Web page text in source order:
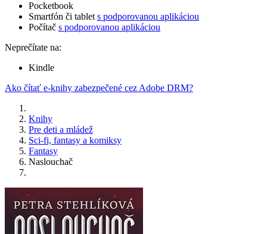
Pocketbook
Smartfón či tablet s podporovanou aplikáciou
Počítač s podporovanou aplikáciou
Neprečítate na:
Kindle
Ako čítať e-knihy zabezpečené cez Adobe DRM?
Knihy
Pre deti a mládež
Sci-fi, fantasy a komiksy
Fantasy
Naslouchač